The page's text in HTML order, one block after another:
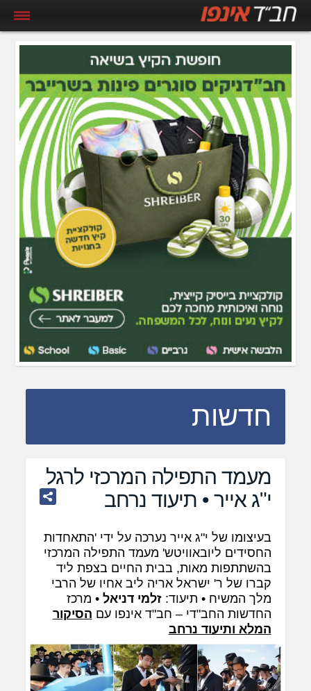
חדשות
מעמד התפילה המרכזי לרגל
י"ג אייר • תיעוד נרחב
בעיצומו של י"ג אייר נערכה על ידי 'התאחדות
החסידים ליובאוויטש' מעמד התפילה המרכזי
בהשתתפות מאות, בבית החיים בצפת ליד
קברו של ר' ישראל אריה ליב אחיו של הרבי
מלך המשיח • תיעוד:זלמי דניאל • מרכז
החדשות החב"די – חב"ד אינפו עם הסיקור
המלא ותיעוד נרחב